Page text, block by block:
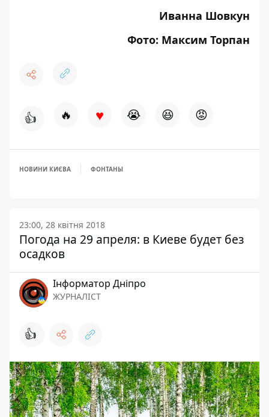
Иванна Шовкун
Фото: Максим Торпан
👍 🔥 ♥ 😭 😆 😡
НОВИНИ КИЄВА ФОНТАНЫ
23:00, 28 квітня 2018
Погода на 29 апреля: в Киеве будет без
осадков
Інформатор Дніпро
ЖУРНАЛІСТ
👍